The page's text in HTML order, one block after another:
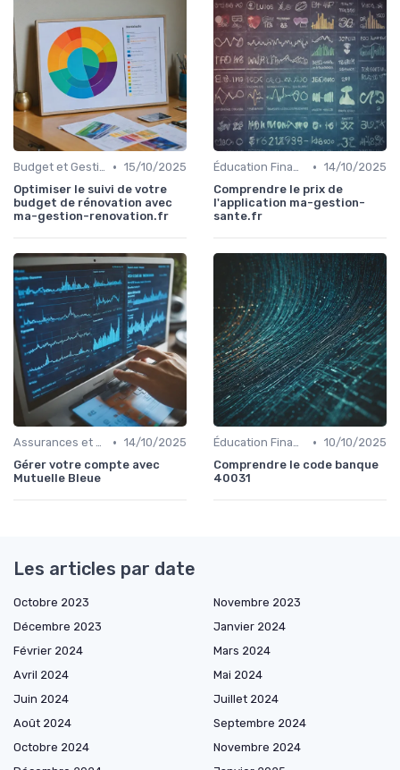
Budget et Gestion des Finances Personnelles • 15/10/2025
Optimiser le suivi de votre
budget de rénovation avec
ma-gestion-renovation.fr
Éducation Financière • 14/10/2025
Comprendre le prix de
l'application ma-gestion-
sante.fr
Assurances et Protections Financières • 14/10/2025
Gérer votre compte avec
Mutuelle Bleue
Éducation Financière • 10/10/2025
Comprendre le code banque
40031
Les articles par date
Octobre 2023
Novembre 2023
Décembre 2023
Janvier 2024
Février 2024
Mars 2024
Avril 2024
Mai 2024
Juin 2024
Juillet 2024
Août 2024
Septembre 2024
Octobre 2024
Novembre 2024